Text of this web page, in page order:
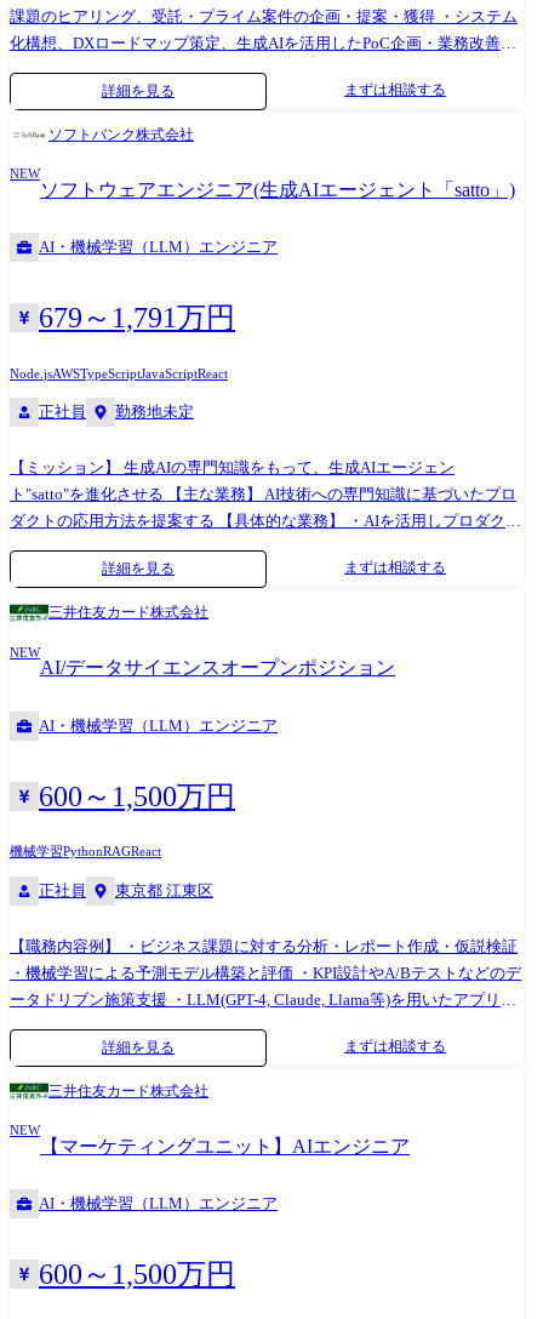
課題のヒアリング、受託・プライム案件の企画・提案・獲得 ・システム
化構想、DXロードマップ策定、生成AIを活用したPoC企画・業務改善推
進 ・要件定義からリリースまでのプロジェクト統括、QCD・リスク管
理、ステークホルダーとの合意形成 ・クライアントの開発組織における
進、プロンプト活用やナレッジの共有・展開 ・生成AIを前提とした新し
い受託開発フローの設計、ガイドラインやベストプラクティスの整備 ・
AI活用における品質や保守性を担保するための設計・レビュー方針の策
定 ・社内向けのAIを用いたシステム開発、および開発生産性向上のため
詳細を見る まずは相談する
ソフトバンク株式会社
NEW
ソフトウェアエンジニア(生成AIエージェント「satto」)
AI・機械学習（LLM）エンジニア
679～1,791万円
Node.jsAWSTypeScriptJavaScriptReact
正社員 勤務地未定
【ミッション】 生成AIの専門知識をもって、生成AIエージェン
ト"satto"を進化させる 【主な業務】 AI技術への専門知識に基づいたプロ
ダクトの応用方法を提案する 【具体的な業務】 ・AIを活用しプロダクト
の価値を向上させる先行技術開発 ・特定領域のアルゴリズム開発を行う
AI機能設計 ●業務の変更の範囲:会社内でのすべての業務
詳細を見る まずは相談する
三井住友カード株式会社
NEW
AI/データサイエンスオープンポジション
AI・機械学習（LLM）エンジニア
600～1,500万円
機械学習PythonRAGReact
正社員 東京都 江東区
【職務内容例】 ・ビジネス課題に対する分析・レポート作成・仮説検証
・機械学習による予測モデル構築と評価 ・KPI設計やA/Bテストなどのデ
ータドリブン施策支援 ・LLM(GPT-4, Claude, Llama等)を用いたアプリ・
PoC開発 ・LangChain, RAG, ベクトルDBなどを用いた生成AIアーキテク
チャの構築 など 【ポジション例】 ・AIエンジニア ・データサイエン
ティスト
詳細を見る まずは相談する
三井住友カード株式会社
NEW
【マーケティングユニット】AIエンジニア
AI・機械学習（LLM）エンジニア
600～1,500万円